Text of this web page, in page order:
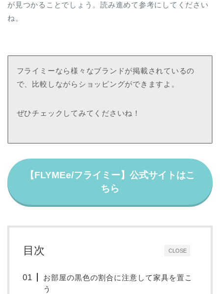
が見つかることでしょう。読み進めて参考にしてください
ね。
フライミーなら様々なブランドが掲載されているの
で、比較しながらショッピングができますよ。
ぜひチェックしてみてくださいね！
【FLYMEe/フライミー】公式サイトはこ
ちら
CLOSE
目次
お部屋の黒色の割合に注意して家具を置こ
う